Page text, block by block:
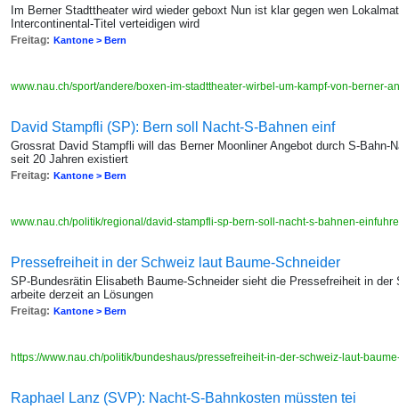
Im Berner Stadttheater wird wieder geboxt Nun ist klar gegen wen
Intercontinental-Titel verteidigen wird
Freitag: Kantone > Bern
www.nau.ch/sport/andere/boxen-im-stadttheater-wirbel-um-kampf-von-berner-
David Stampfli (SP): Bern soll Nacht-S-Bahnen einf
Grossrat David Stampfli will das Berner Moonliner Angebot durch S-Bahn-
seit 20 Jahren existiert
Freitag: Kantone > Bern
www.nau.ch/politik/regional/david-stampfli-sp-bern-soll-nacht-s-bahnen-
Pressefreiheit in der Schweiz laut Baume-Schneider
SP-Bundesrätin Elisabeth Baume-Schneider sieht die Pressefreiheit in
arbeite derzeit an Lösungen
Freitag: Kantone > Bern
https://www.nau.ch/politik/bundeshaus/pressefreiheit-in-der-schweiz-laut-
Raphael Lanz (SVP): Nacht-S-Bahnkosten müssten tei